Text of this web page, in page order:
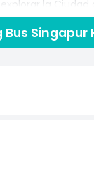
la Ciudad
sobre la
recorres la
es una
la libertad de
de una
Bus